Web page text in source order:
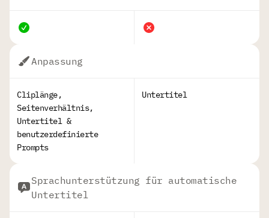
Anpassung
Cliplänge,
Seitenverhältnis,
Untertitel &
benutzerdefinierte
Prompts
Untertitel
Sprachunterstützung für automatische
Untertitel